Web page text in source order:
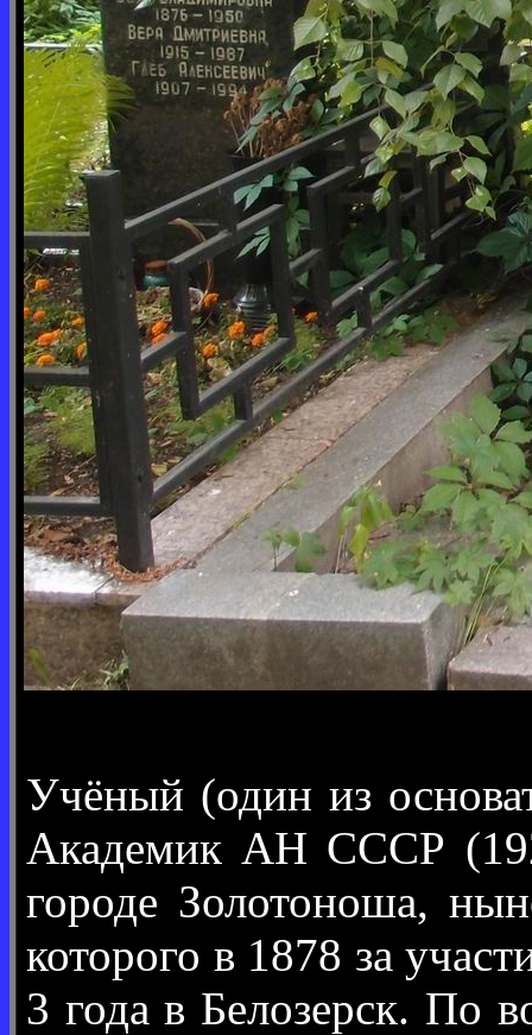
Учёный (один из
Академик АН СССР
городе Золотоноша,
которого в 1878 за
3 года в Белозерск. По